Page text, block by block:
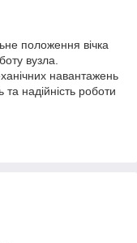
положення вічка
вузла.
навантажень
надійність роботи